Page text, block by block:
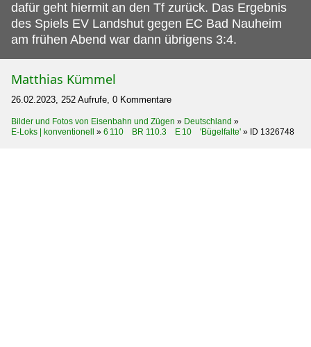
dafür geht hiermit an den Tf zurück. Das Ergebnis
des Spiels EV Landshut gegen EC Bad Nauheim
am frühen Abend war dann übrigens 3:4.
Matthias Kümmel
26.02.2023, 252 Aufrufe, 0 Kommentare
Bilder und Fotos von Eisenbahn und Zügen » Deutschland »
E-Loks | konventionell
» 6 110 BR 110.3 E 10 'Bügelfalte' » ID 1326748